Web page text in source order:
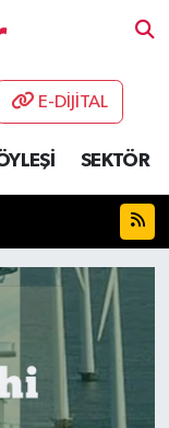
E-DİJİTAL
SEKTÖR